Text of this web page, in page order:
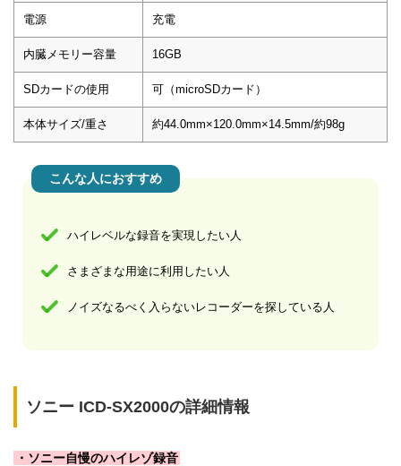
電源 充電
内臓メモリー容量 16GB
SDカードの使用 可（microSDカード）
本体サイズ/重さ 約44.0mm×120.0mm×14.5mm/約98g
こんな人におすすめ
ハイレベルな録音を実現したい人
さまざまな用途に利用したい人
ノイズなるべく入らないレコーダーを探している人
ソニー ICD-SX2000の詳細情報
・ソニー自慢のハイレゾ録音